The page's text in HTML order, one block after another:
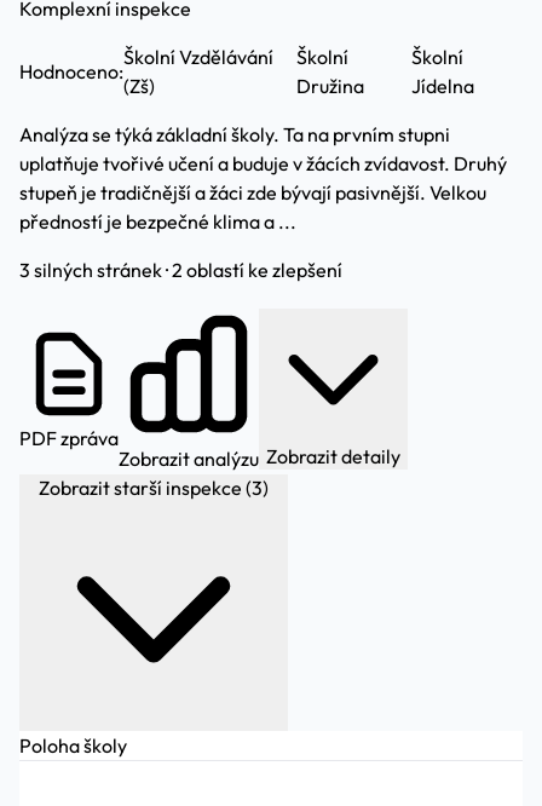
Komplexní inspekce
Hodnoceno:
Školní Vzdělávání
(Zš)
Školní
Družina
Školní
Jídelna
Analýza se týká základní školy. Ta na prvním stupni
uplatňuje tvořivé učení a buduje v žácích zvídavost. Druhý
stupeň je tradičnější a žáci zde bývají pasivnější. Velkou
předností je bezpečné klima a ...
3 silných stránek · 2 oblastí ke zlepšení
PDF zpráva
Zobrazit analýzu Zobrazit detaily
Zobrazit starší inspekce (3)
Poloha školy